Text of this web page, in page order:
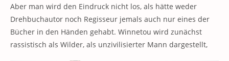
Aber man wird den Eindruck nicht los, als hätte weder
Drehbuchautor noch Regisseur jemals auch nur eines der
Bücher in den Händen gehabt. Winnetou wird zunächst
rassistisch als Wilder, als unzivilisierter Mann dargestellt,